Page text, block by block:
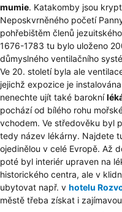
mumie. Katakomby jsou
Neposkvrněného početí
pohřebištěm členů
1676-1783 tu bylo uloženo
důmyslného ventilačního
Ve 20. století byla ale
jejichž expozice je
nenechte ujít také barokní
pochází od bílého rohu
vchodem. Ve středověku byl
tedy název lékárny. Najdete
ojedinělou v celé Evropě. Až
poté byl interiér upraven na
historického centra, ale v
ubytovat např. v hotelu
městě třeba získat i